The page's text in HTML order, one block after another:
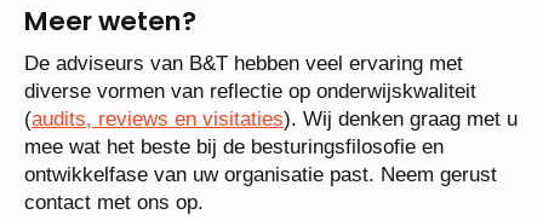
Meer weten?
De adviseurs van B&T hebben veel ervaring met
diverse vormen van reflectie op onderwijskwaliteit
(audits, reviews en visitaties). Wij denken graag met u
mee wat het beste bij de besturingsfilosofie en
ontwikkelfase van uw organisatie past. Neem gerust
contact met ons op.